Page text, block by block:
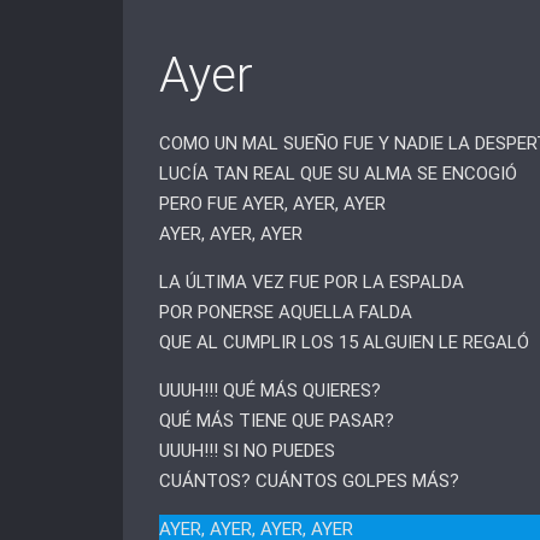
Ayer
COMO UN MAL SUEÑO FUE Y NADIE LA
LUCÍA TAN REAL QUE SU ALMA SE ENCOGIÓ
PERO FUE AYER, AYER, AYER
AYER, AYER, AYER
LA ÚLTIMA VEZ FUE POR LA ESPALDA
POR PONERSE AQUELLA FALDA
QUE AL CUMPLIR LOS 15 ALGUIEN LE REGALÓ
UUUH!!! QUÉ MÁS QUIERES?
QUÉ MÁS TIENE QUE PASAR?
UUUH!!! SI NO PUEDES
CUÁNTOS? CUÁNTOS GOLPES MÁS?
AYER, AYER, AYER, AYER